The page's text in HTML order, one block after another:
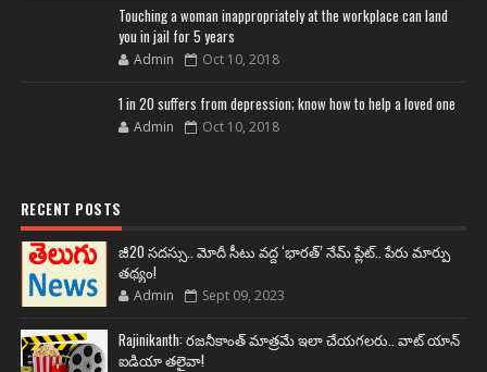
Touching a woman inappropriately at the workplace can land
you in jail for 5 years
Admin Oct 10, 2018
1 in 20 suffers from depression; know how to help a loved one
Admin Oct 10, 2018
RECENT POSTS
జీ20 సదస్సు.. మోదీ సీటు వద్ద ‘భారత్’ నేమ్ ప్లేట్‌.. పేరు మార్పు
తథ్యం!
Admin Sept 09, 2023
Rajinikanth: రజనీకాంత్ మాత్రమే ఇలా చేయగలరు.. వాట్ యాన్
ఐడియా తలైవా!